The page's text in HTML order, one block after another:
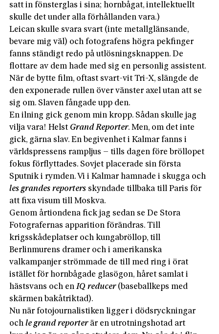
satt in fönsterglas i sina; hornbågat, intellektuellt
skulle det under alla förhållanden vara.)
Leican skulle svara svart (inte metallglänsande,
bevare mig väl) och fotografens högra pekfinger
fanns ständigt redo på utlösningsknappen. De
flottare av dem hade med sig en personlig assistent.
När de bytte film, oftast svart-vit Tri-X, slängde de
den exponerade rullen över vänster axel utan att se
sig om. Slaven fångade upp den.
En ilning gick genom min kropp. Sådan skulle jag
vilja vara! Helst Grand Reporter. Men, om det inte
gick, gärna slav. En begivenhet i Kalmar fanns i
världspressens rampljus – tills dagen före bröllopet
fokus förflyttades. Sovjet placerade sin första
Sputnik i rymden. Vi i Kalmar hamnade i skugga och
les grandes reporters skyndade tillbaka till Paris för
att fixa visum till Moskva.
Genom årtiondena fick jag sedan se De Stora
Fotografernas apparition förändras. Till
krigsskådeplatser och kungabröllop, till
Berlinmurens dramer och i amerikanska
valkampanjer strömmade de till med ring i örat
istället för hornbågade glasögon, håret samlat i
hästsvans och enIQ reducer(baseballkeps med
skärmen bakåtriktad).
Nu när fotojournalistiken ligger i dödsryckningar
ochle grand reporterär en utrotningshotad art